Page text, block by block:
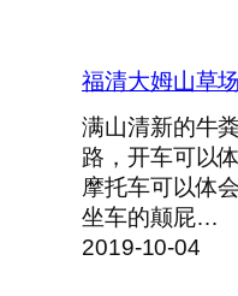
福清大姆山草场
满山清新的牛
路，开车可以
摩托车可以体
坐车的颠屁…
2019-10-04